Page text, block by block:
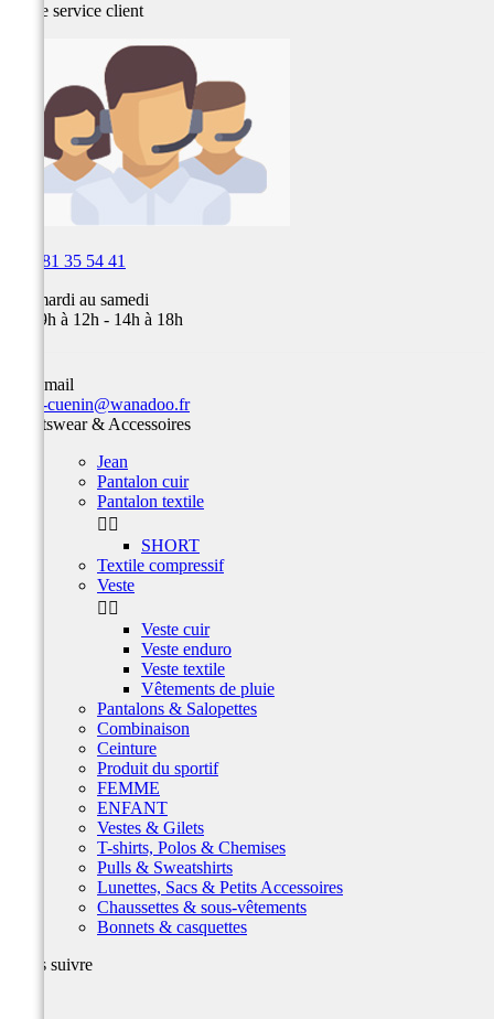
Notre service client
03 81 35 54 41
Du mardi au samedi
de 09h à 12h - 14h à 18h
Par email
team-cuenin@wanadoo.fr
Sportswear & Accessoires
Jean
Pantalon cuir
Pantalon textile
 
SHORT
Textile compressif
Veste
 
Veste cuir
Veste enduro
Veste textile
Vêtements de pluie
Pantalons & Salopettes
Combinaison
Ceinture
Produit du sportif
FEMME
ENFANT
Vestes & Gilets
T-shirts, Polos & Chemises
Pulls & Sweatshirts
Lunettes, Sacs & Petits Accessoires
Chaussettes & sous-vêtements
Bonnets & casquettes
Nous suivre